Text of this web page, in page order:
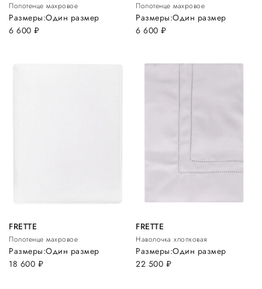
Полотенце махровое
6 600 руб.
Размеры:Один размер
Полотенце махровое
6 600руб.
Размеры:Один размер
FRETTE
Полотенце махровое
18 600 руб.
Размеры:Один размер
FRETTE
Наволочка хлопковая
22 500 руб.
Размеры:Один размер